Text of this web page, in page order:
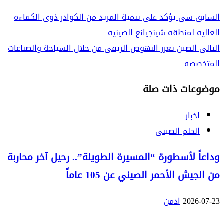
السابقشي يؤكد على تنمية المزيد من الكوادر ذوي الكفاءة
العالية لمنطقة شينجيانغ الصينية
التاليالصين تعزز النهوض الريفي من خلال السياحة والصناعات
المتخصصة
موضوعات ذات صلة
اخبار
الحلم الصيني
وداعاً لأسطورة “المسيرة الطويلة”.. رحيل آخر محاربة
من الجيش الأحمر الصيني عن 105 عاماً
2026-07-23ادمن